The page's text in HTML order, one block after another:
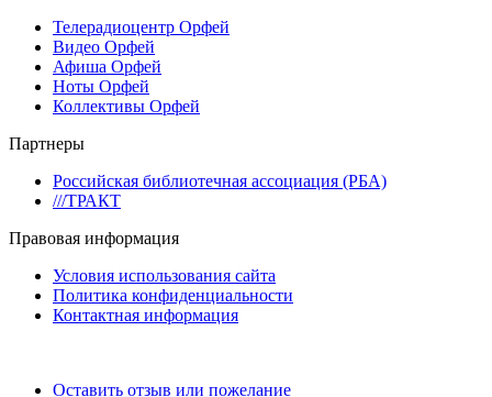
Телерадиоцентр Орфей
Видео Орфей
Афиша Орфей
Ноты Орфей
Коллективы Орфей
Партнеры
Российская библиотечная ассоциация (РБА)
///ТРАКТ
Правовая информация
Условия использования сайта
Политика конфиденциальности
Контактная информация
Оставить отзыв или пожелание